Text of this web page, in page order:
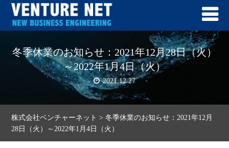
冬季休業のお知らせ：2021年12月28日（火）
～2022年1月4日（火）
2021.12.27
株式会社ベンチャーネット >冬季休業のお知らせ：2021年12月
28日（火）～2022年1月4日（火）